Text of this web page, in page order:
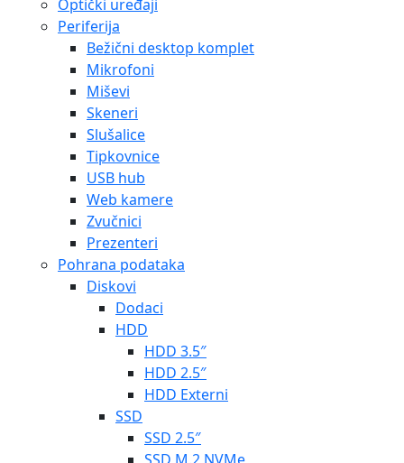
Optički uređaji
Periferija
Bežični desktop komplet
Mikrofoni
Miševi
Skeneri
Slušalice
Tipkovnice
USB hub
Web kamere
Zvučnici
Prezenteri
Pohrana podataka
Diskovi
Dodaci
HDD
HDD 3.5″
HDD 2.5″
HDD Externi
SSD
SSD 2.5″